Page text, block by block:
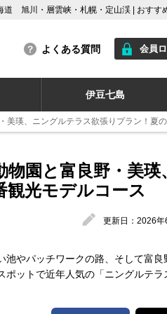
旭川・層雲峡・札幌・定山渓 | おすす
よくある質問 会員
伊豆七島
美瑛、ニングルテラス欲張りプラン！夏
園と富良野・美瑛
観光モデルコース
更新日： 2026年
やパッチワークの路、そして富良
ットで近年人気の「ニングルテ